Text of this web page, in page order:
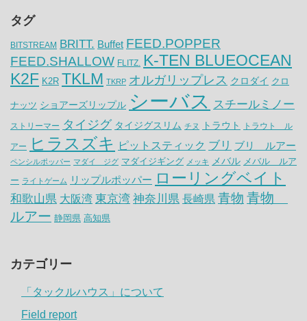
タグ
BITSTREAM BRITT. Buffet FEED.POPPER
FEED.SHALLOW FLITZ. K-TEN BLUEOCEAN
K2F K2R TKLM TKRP オルガリップレス クロダイ クロ
ナッツ ショアーズリップル シーバス スチールミノー
ストリーマー タイジグ タイジグスリム チヌ トラウト トラウト ル
アー ヒラスズキ ピットスティック ブリ ブリ ルアー
ペンシルポッパー マダイ ジグ マダイジギング メッキ メバル メバル ルア
ー ライトゲーム リップルポッパー ローリングベイト
和歌山県 大阪湾 東京湾 神奈川県 長崎県 青物 青物
ルアー 静岡県 高知県
カテゴリー
「タックルハウス」について
Field report